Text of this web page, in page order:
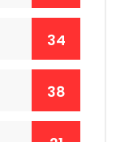
34
38